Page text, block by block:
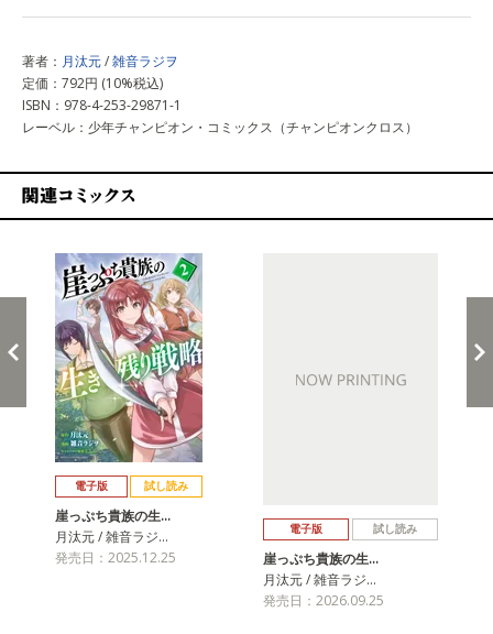
著者： 月汰元/雑音ラジヲ
定価：792円 (10%税込)
ISBN：978-4-253-29871-1
レーベル：少年チャンピオン・コミックス（チャンピオンクロス）
電子版 試し読み
崖っぷち貴族の生…
月汰元 / 雑音ラジ…
発売日：2025.12.25
電子版 試し読み
崖っぷち貴族の生…
月汰元 / 雑音ラジ…
発売日：2026.09.25